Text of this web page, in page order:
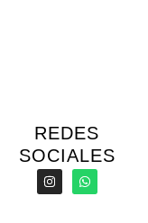
REDES
SOCIALES